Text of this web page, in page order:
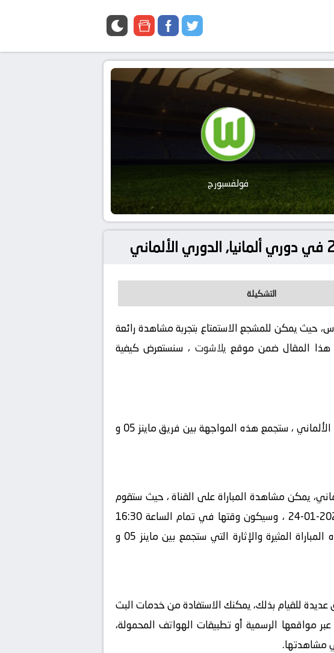
twitter
facebook
google
فولفسبورج
التشكيلة
حيث يمكن للمشجع الاستمتاع بتجربة مشاهدة رائعة
يلاشوت ، سنستعرض كيفية
تتجه أنظار عشاق كرة القدم اليوم نحو مباراة شيقة ومنتظرة في إطار بطولة ألمانيا, الدوري الألماني ، ستجمع هذه المواجهة بين فريق ماينز 05 و
الدوري الألماني، يمكن مشاهدة المباراة على القناة ، حيث ستقوم
بنقلها بشكل حصري، سيكون المعلق في هذه المباراة هو ، ستقام المباراة في تاريخ 2026-01-24 ، وسيكون وقتها في تمام الساعة 16:30
بتوقيت المحلي، ستقام المباراة في ملعب ميوا ارينا ، لذا، لا تفوتوا فرصة مشاهدة هذه المباراة المثيرة والإثارة التي ستجمع بين ماينز 05 و
فهناك طرق عديدة للقيام بذلك، يمكنك الاستفادة من خدمات البث
مواقعها الرسمية أو تطبيقات الهواتف المحمولة،
مشاهدتها.